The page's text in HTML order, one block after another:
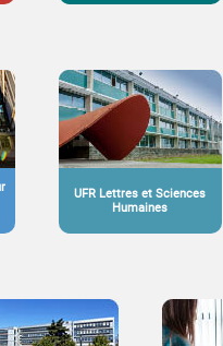
UFR Lettres et Sciences
Humaines